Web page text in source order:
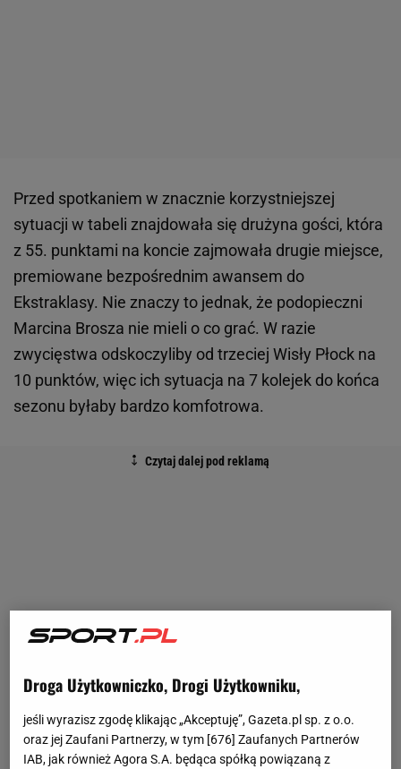
Przed spotkaniem w znacznie korzystniejszej
sytuacji w tabeli znajdowała się drużyna gości, która
z 55. punktami na koncie zajmowała drugie miejsce,
premiowane bezpośrednim awansem do
Ekstraklasy. Nie znaczy to jednak, że podopieczni
Marcina Brosza nie mieli o co grać. W razie
zwycięstwa odskoczyliby od trzeciej Wisły Płock na
10 punktów, więc ich sytuacja na 7 kolejek do końca
sezonu byłaby bardzo komfotrowa.
Droga Użytkowniczko, Drogi Użytkowniku,
jeśli wyrazisz zgodę klikając „Akceptuję”, Gazeta.pl sp. z o.o.
oraz jej Zaufani Partnerzy, w tym [676] Zaufanych Partnerów
IAB, jak również Agora S.A. będąca spółką powiązaną z